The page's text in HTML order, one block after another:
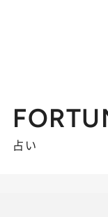
占い